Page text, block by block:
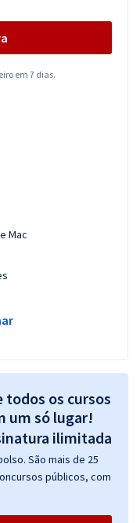
em 7 dias.
Mac
todos os cursos
um só lugar!
São mais de 25
públicos, com